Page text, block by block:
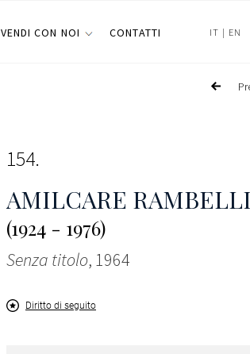
VENDI CON NOI CONTATTI IT | EN
154
AMILCARE RAMBELLI
(1924 - 1976)
Senza titolo, 1964
Diritto di seguito